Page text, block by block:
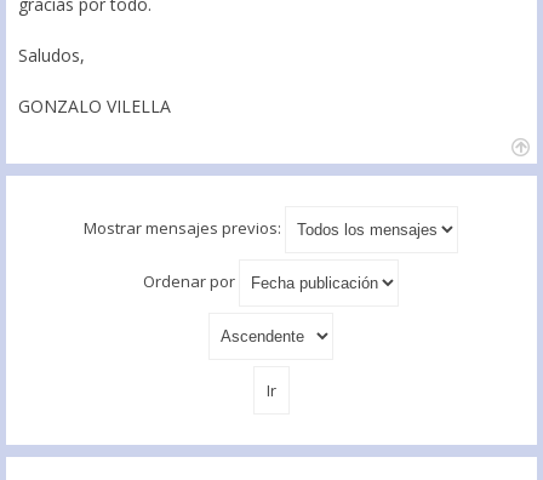
Saludos,
GONZALO VILELLA
Mostrar mensajes previos:
Ordenar por